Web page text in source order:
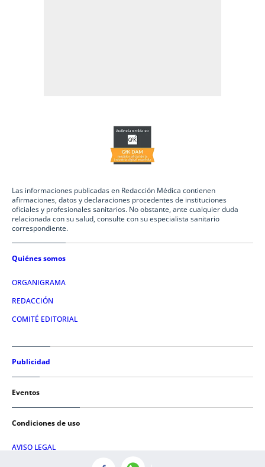
Las informaciones publicadas en Redacción Médica contienen
afirmaciones, datos y declaraciones procedentes de instituciones
oficiales y profesionales sanitarios. No obstante, ante cualquier duda
relacionada con su salud, consulte con su especialista sanitario
correspondiente.
Quiénes somos
ORGANIGRAMA
REDACCIÓN
COMITÉ EDITORIAL
Publicidad
Eventos
Condiciones de uso
AVISO LEGAL